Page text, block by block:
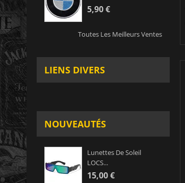
5,90 €
Toutes Les Meilleurs Ventes
LIENS DIVERS
NOUVEAUTÉS
Lunettes De Soleil
LOCS...
15,00 €